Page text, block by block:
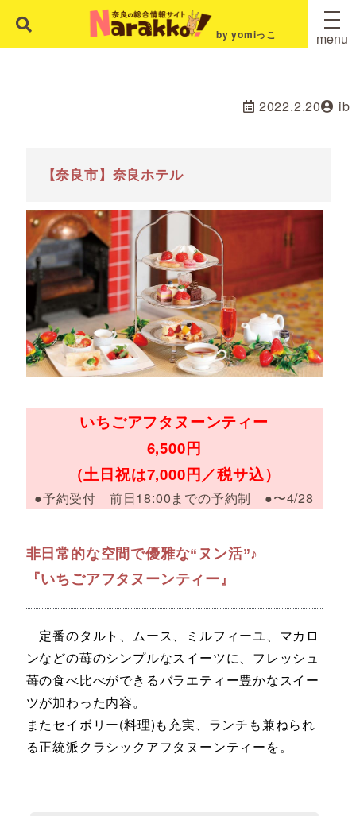
by yomiっこ menu
2022.2.20 ib
【奈良市】奈良ホテル
いちごアフタヌーンティー
6,500円
（土日祝は7,000円／税サ込）
●予約受付 前日18:00までの予約制 ●〜4/28
非日常的な空間で優雅な“ヌン活”♪
『いちごアフタヌーンティー』
定番のタルト、ムース、ミルフィーユ、マカロ
ンなどの苺のシンプルなスイーツに、フレッシュ
苺の食べ比べができるバラエティー豊かなスイー
ツが加わった内容。
またセイボリー(料理)も充実、ランチも兼ねられ
る正統派クラシックアフタヌーンティーを。